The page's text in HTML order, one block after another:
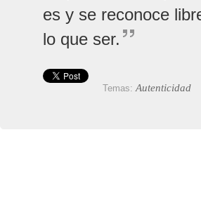
es y se reconoce
lo que ser.
Temas: Autenticidad